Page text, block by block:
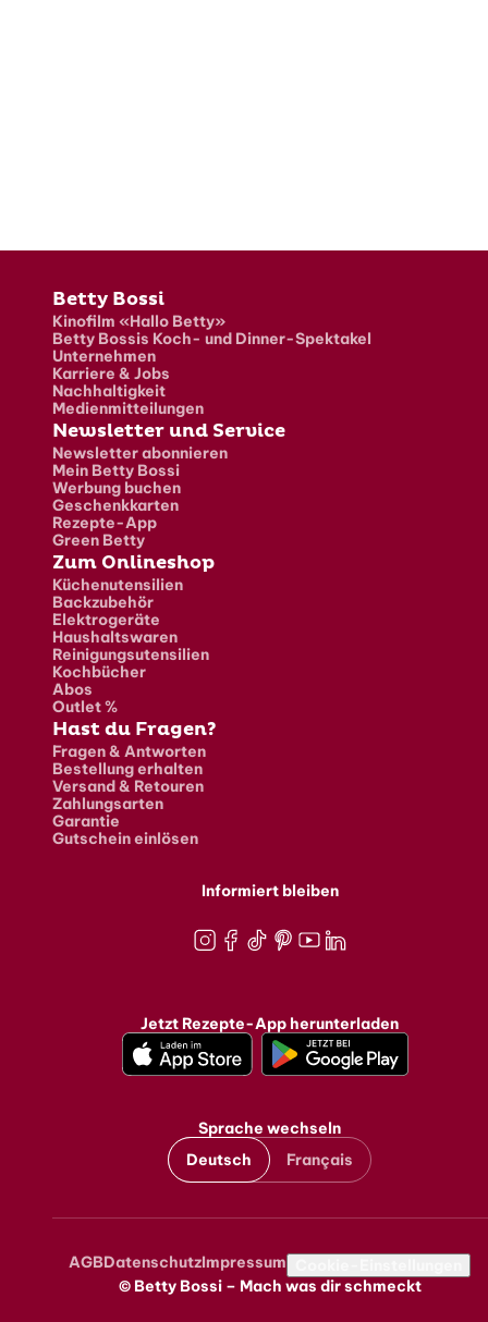
Fusszeile
Betty Bossi
Kinofilm «Hallo Betty»
Betty Bossis Koch- und Dinner-Spektakel
Unternehmen
Karriere & Jobs
Nachhaltigkeit
Medienmitteilungen
Newsletter und Service
Newsletter abonnieren
Mein Betty Bossi
Werbung buchen
Geschenkkarten
Rezepte-App
Green Betty
Zum Onlineshop
Küchenutensilien
Backzubehör
Elektrogeräte
Haushaltswaren
Reinigungsutensilien
Kochbücher
Abos
Outlet %
Hast du Fragen?
Fragen & Antworten
Bestellung erhalten
Versand & Retouren
Zahlungsarten
Garantie
Gutschein einlösen
Informiert bleiben
Jetzt Rezepte-App herunterladen
Sprache wechseln
Deutsch
Français
Metanavigation
AGBDatenschutzImpressum
© Betty Bossi – Mach was dir schmeckt